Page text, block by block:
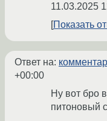
11.03.2025
Показать
Ответ на:
+00:00
Ну вот бро
питоновый